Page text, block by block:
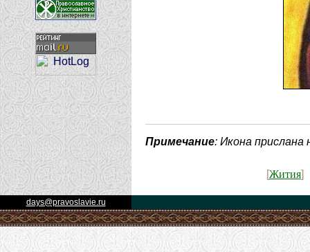
Примечание: Икона
[Жития]
days@pravoslavie.ru